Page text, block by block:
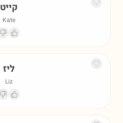
קייט
Kate
ליז
Liz